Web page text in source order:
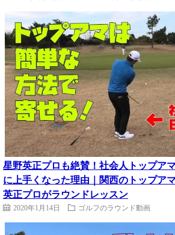
星野英正プロも絶賛！社会人トップア
に上手くなった理由｜関西のトップア
英正プロがラウンドレッスン
2020年1月14日 ゴルフのラウンド動画